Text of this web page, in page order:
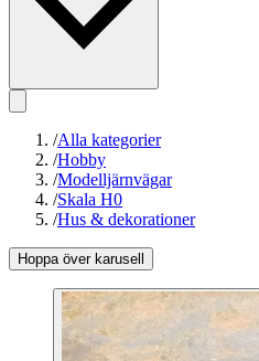
/Alla kategorier
/Hobby
/Modelljärnvägar
/Skala H0
/Hus & dekorationer
Hoppa över karusell